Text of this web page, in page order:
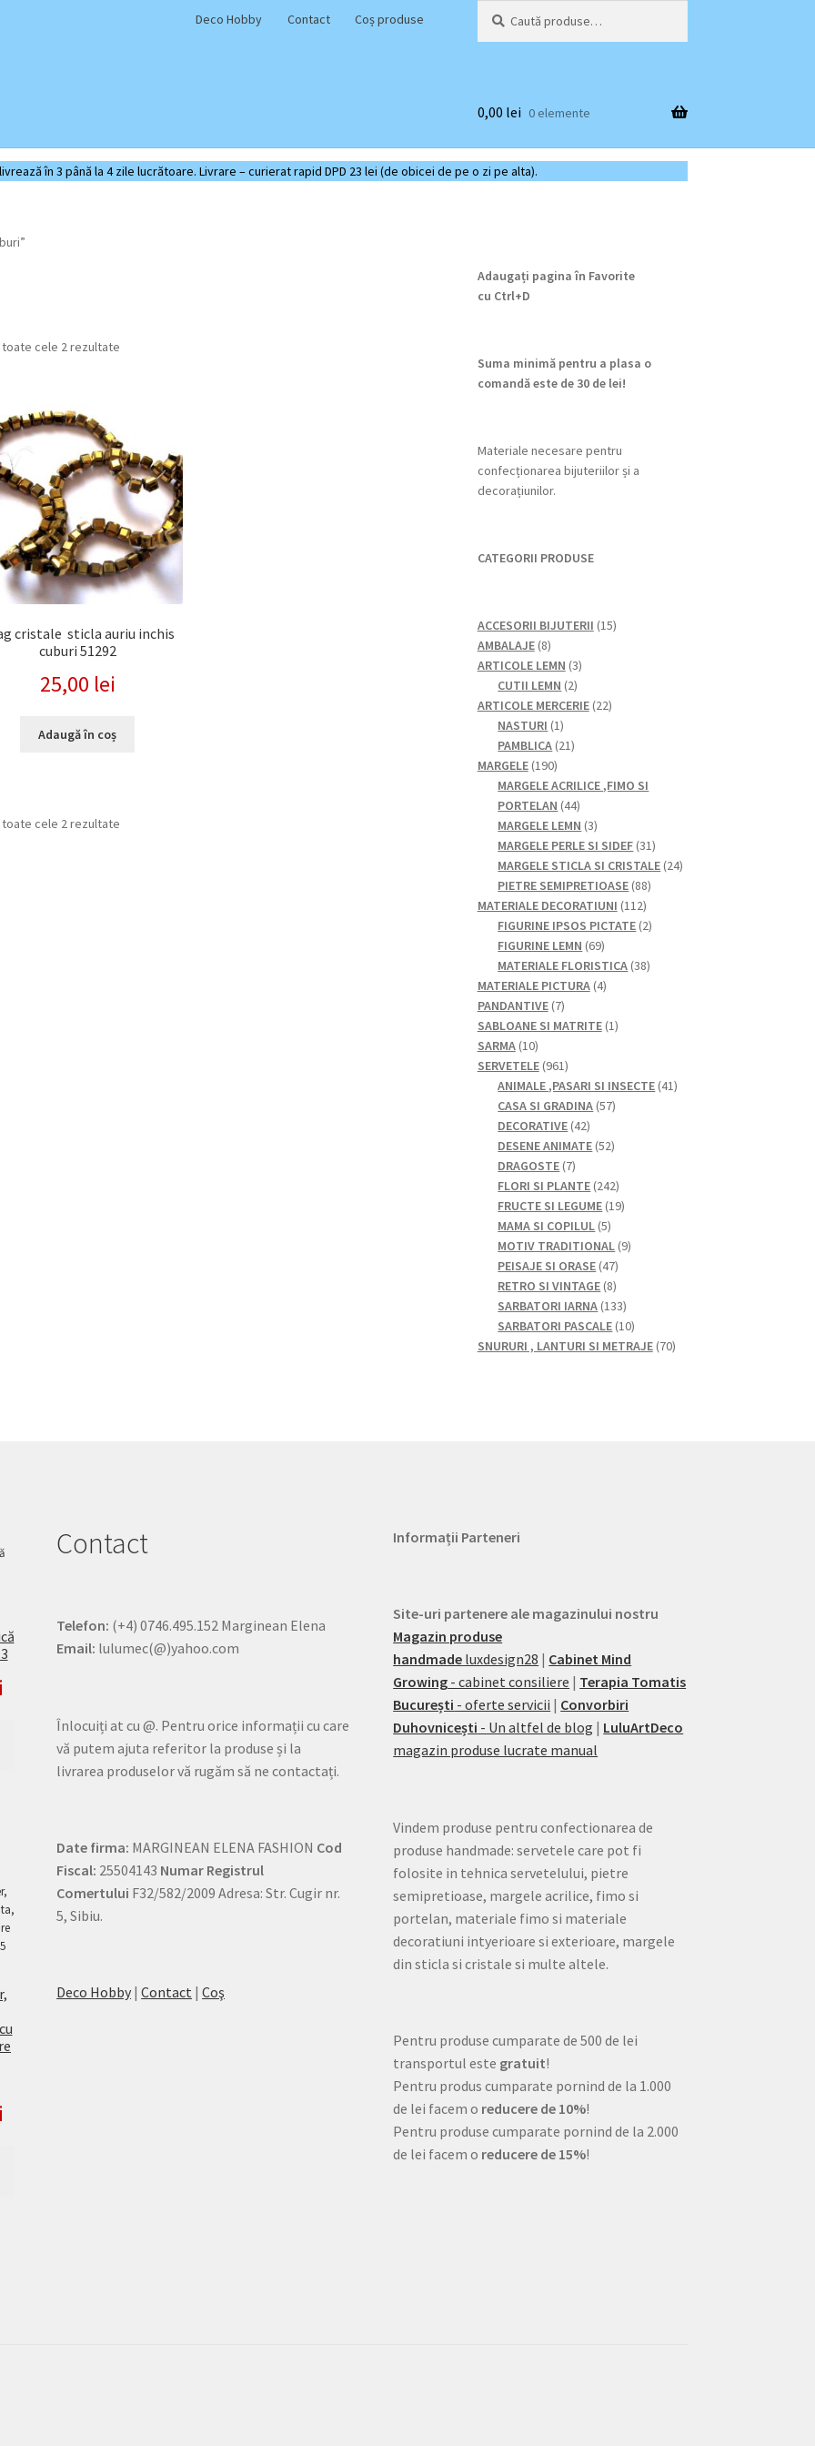
Deco Hobby Contact Coș produse
după:
0,00 lei 0 elemente
în 3 până la 4 zile lucrătoare. Livrare – curierat rapid DPD 23 lei (de obicei de pe o zi pe alta).
cele 2 rezultate
cristale sticla auriu inchis
cuburi 51292
25,00 lei
Adaugă în coș
cele 2 rezultate
Adaugați pagina în Favorite
cu Ctrl+D
Suma minimă pentru a plasa o
comandă este de 30 de lei!
Materiale necesare pentru
confecționarea bijuteriilor și a
decorațiunilor.
CATEGORII PRODUSE
ACCESORII BIJUTERII 1515
AMBALAJE 88
produse
ARTICOLE LEMN 33
CUTII LEMN 22
produse
ARTICOLE MERCERIE 2222
NASTURI 11
produs
PAMBLICA 2121
produse
MARGELE 190190
de
produse
MARGELE ACRILICE ,FIMO SI
PORTELAN 4444
de
produse
MARGELE LEMN 33
produse
MARGELE PERLE SI SIDEF 3131
de
MARGELE STICLA SI CRISTALE 2424
PIETRE SEMIPRETIOASE 8888
produse
MATERIALE DECORATIUNI 112112
produse
FIGURINE IPSOS PICTATE 22
FIGURINE LEMN 6969
de
produse
MATERIALE FLORISTICA 3838
MATERIALE PICTURA 44
PANDANTIVE 77
produse
SABLOANE SI MATRITE 11
SARMA 1010
produse
SERVETELE 961961
de
produse
ANIMALE ,PASARI SI INSECTE 4141
CASA SI GRADINA 5757
produse
DECORATIVE 4242
de
DESENE ANIMATE 5252
produse
DRAGOSTE 77
produse
FLORI SI PLANTE 242242
de
FRUCTE SI LEGUME 1919
MAMA SI COPILUL 55
produse
MOTIV TRADITIONAL 99
PEISAJE SI ORASE 4747
de
produse
RETRO SI VINTAGE 88
produse
SARBATORI IARNA 133133
de
produse
SARBATORI PASCALE 1010
produse
SNURURI , LANTURI SI METRAJE 7070
Contact
Telefon: (+4) 0746.495.152 Marginean Elena
Email: lulumec(@)yahoo.com
Înlocuiți at cu @. Pentru orice informații cu care
vă putem ajuta referitor la produse și la
livrarea produselor vă rugăm să ne contactați.
Date firma: MARGINEAN ELENA FASHION Cod
Fiscal: 25504143 Numar Registrul
Comertului F32/582/2009 Adresa: Str. Cugir nr.
5, Sibiu.
Deco Hobby |Contact |Coş
Informații Parteneri
Site-uri partenere ale magazinului nostru
Magazin produse
handmade luxdesign28 | Cabinet Mind
Growing - cabinet consiliere | Terapia Tomatis
București - oferte servicii | Convorbiri
Duhovnicești - Un altfel de blog | LuluArtDeco
magazin produse lucrate manual
Vindem produse pentru confectionarea de
produse handmade: servetele care pot fi
folosite in tehnica servetelului, pietre
semipretioase, margele acrilice, fimo si
portelan, materiale fimo si materiale
decoratiuni intyerioare si exterioare, margele
din sticla si cristale si multe altele.
Pentru produse cumparate de 500 de lei
transportul este gratuit!
Pentru produs cumparate pornind de la 1.000
de lei facem o reducere de 10%!
Pentru produse cumparate pornind de la 2.000
de lei facem o reducere de 15%!